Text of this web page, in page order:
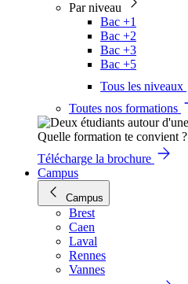
Par niveau
Bac +1
Bac +2
Bac +3
Bac +5
Tous les niveaux
Toutes nos formations
Quelle formation te convient ?
Télécharge la brochure
Campus
Campus
Brest
Caen
Laval
Rennes
Vannes